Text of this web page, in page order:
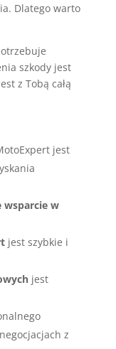
Dlatego warto
szkody jest
z Tobą całą
jest
wsparcie w
jest szybkie i
jest
z